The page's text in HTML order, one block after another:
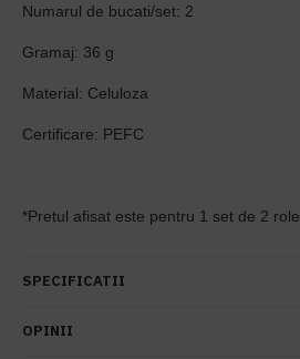
Numarul de bucati/set: 2
Gramaj: 36 g
Material: Celuloza
Certificare: PEFC
*Pretul afisat este pentru 1 set de 2 role.
SPECIFICATII
OPINII